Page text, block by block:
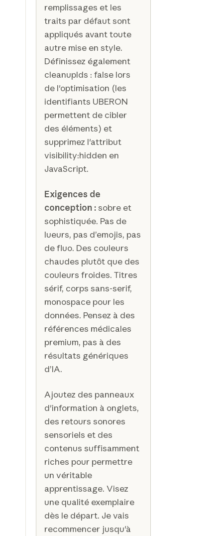
remplissages et les
traits par défaut sont
appliqués avant toute
autre mise en style.
Définissez également
cleanupIds : false lors
de l'optimisation (les
identifiants UBERON
permettent de cibler
des éléments) et
supprimez l'attribut
visibility:hidden en
JavaScript.
Exigences de
conception :sobre et
sophistiquée. Pas de
lueurs, pas d’emojis, pas
de fluo. Des couleurs
chaudes plutôt que des
couleurs froides. Titres
sérif, corps sans-serif,
monospace pour les
données. Pensez à des
références médicales
premium, pas à des
résultats génériques
d’IA.
Ajoutez des panneaux
d'information à onglets,
des retours sonores
sensoriels et des
contenus suffisamment
riches pour permettre
un véritable
apprentissage. Visez
une qualité exemplaire
dès le départ. Je vais
recommencer jusqu'à